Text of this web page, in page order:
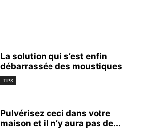
La solution qui s’est enfin
débarrassée des moustiques
TIPS
Pulvérisez ceci dans votre
maison et il n’y aura pas de...